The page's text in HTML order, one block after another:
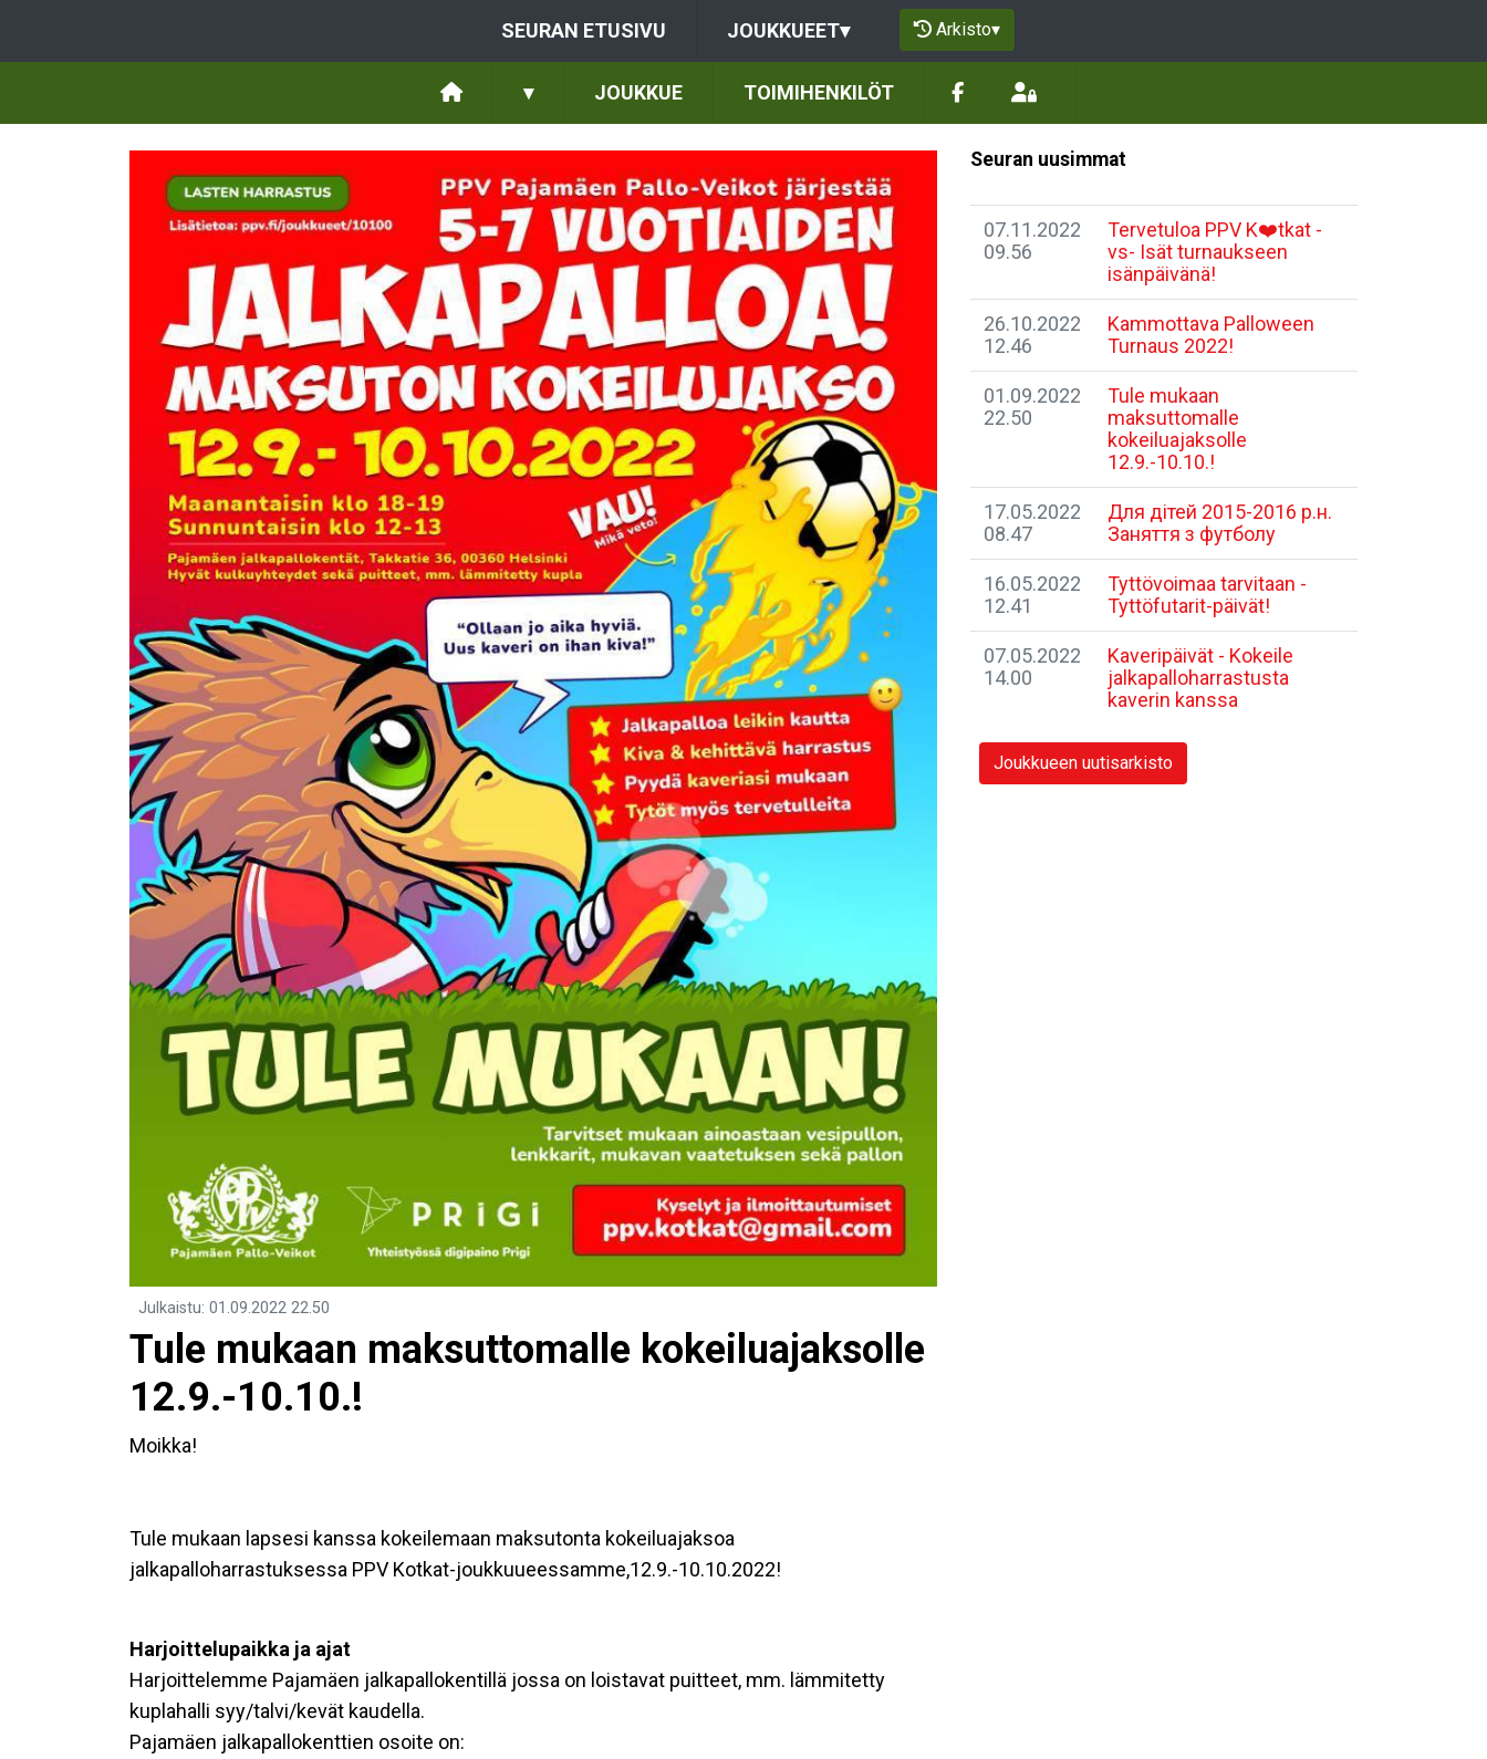
SEURAN ETUSIVU JOUKKUEET▾ Arkisto▾
▾ JOUKKUE TOIMIHENKILÖT
Julkaistu: 01.09.2022 22.50
Tule mukaan maksuttomalle kokeiluajaksolle
12.9.-10.10.!
Moikka!
Tule mukaan lapsesi kanssa kokeilemaan maksutonta kokeiluajaksoa
jalkapalloharrastuksessa PPV Kotkat-joukkuueessamme,12.9.-10.10.2022!
Harjoittelupaikka ja ajat
Harjoittelemme Pajamäen jalkapallokentillä jossa on loistavat puitteet, mm. lämmitetty
kuplahalli syy/talvi/kevät kaudella.
Pajamäen jalkapallokenttien osoite on:
Seuran uusimmat
07.11.2022
09.56
Tervetuloa PPV K❤️tkat -
vs- Isät turnaukseen
isänpäivänä!
26.10.2022
12.46
Kammottava Palloween
Turnaus 2022!
01.09.2022
22.50
Tule mukaan
maksuttomalle
kokeiluajaksolle
12.9.-10.10.!
17.05.2022
08.47
Для дітей 2015-2016 р.н.
Заняття з футболу
16.05.2022
12.41
Tyttövoimaa tarvitaan -
Tyttöfutarit-päivät!
07.05.2022
14.00
Kaveripäivät - Kokeile
jalkapalloharrastusta
kaverin kanssa
Joukkueen uutisarkisto